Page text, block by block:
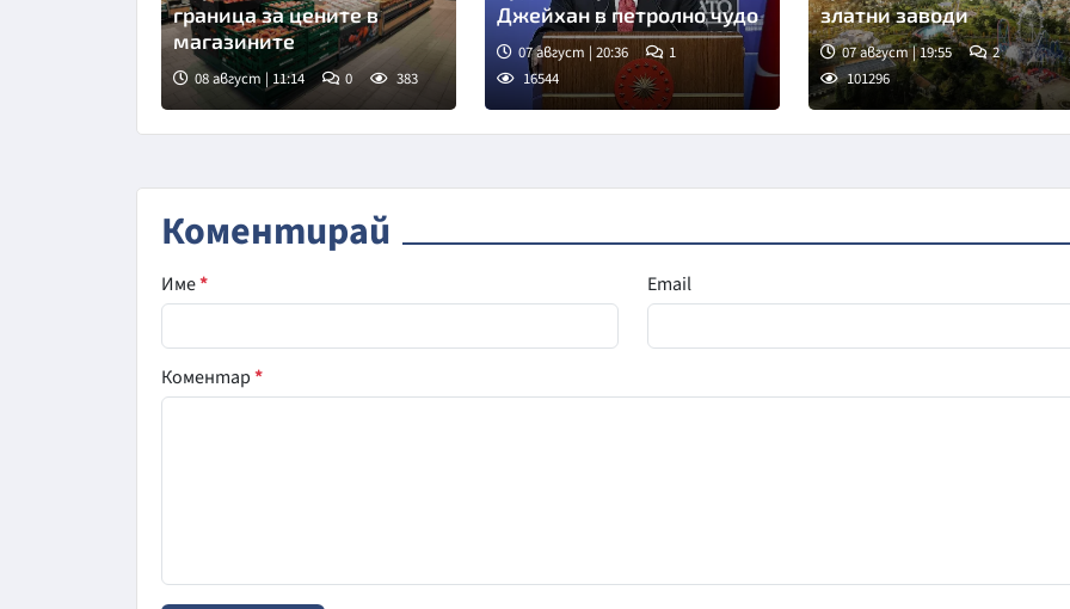
граница за цените в
магазините
08 август | 11:14 0 383
Джейхан в петролно чудо
07 август | 20:36
1
16544
златни заводи
07 август | 19:55
2
101296
Коментирай
Име* Email
Коментар*